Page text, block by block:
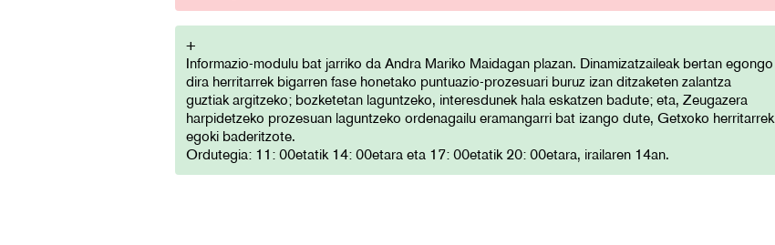
+
Informazio-modulu bat jarriko da Andra Mariko Maidagan plazan. Dinamizatzaileak bertan egongo
dira herritarrek bigarren fase honetako puntuazio-prozesuari buruz izan ditzaketen zalantza
guztiak argitzeko; bozketetan laguntzeko, interesdunek hala eskatzen badute; eta, Zeugazera
harpidetzeko prozesuan laguntzeko ordenagailu eramangarri bat izango dute, Getxoko herritarrek
egoki baderitzote.
Ordutegia: 11: 00etatik 14: 00etara eta 17: 00etatik 20: 00etara, irailaren 14an.